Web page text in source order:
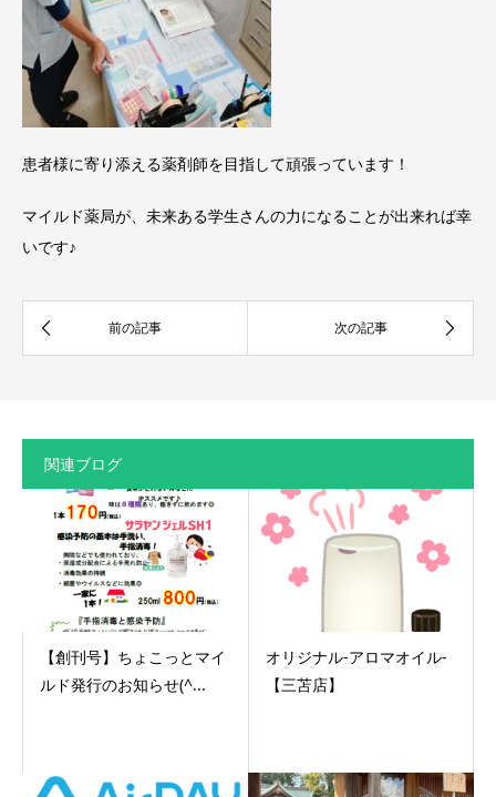
患者様に寄り添える薬剤師を目指して頑張っています！
マイルド薬局が、未来ある学生さんの力になることが出来れば幸
いです♪
関連ブログ
【創刊号】ちょこっとマイ
ルド発行のお知らせ(^...
オリジナル-アロマオイル-
【三苫店】